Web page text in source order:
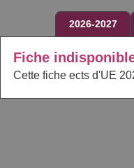
2026-2027
Fiche
Cette fiche ects d'UE